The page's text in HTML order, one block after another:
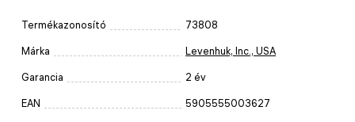
Termékazonosító 73808
Márka Levenhuk, Inc., USA
Garancia 2 év
EAN 5905555003627